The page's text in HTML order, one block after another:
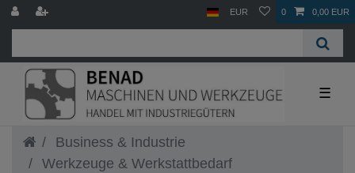
EUR 0 0,00 EUR
☰
Business & Industrie
Werkzeuge & Werkstattbedarf